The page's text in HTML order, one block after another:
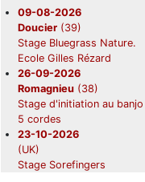
Saint-Ours(63)
Beavers en concert
22-08-2026
Gardouch
(31)
Lazy Grass
28-08-2026
Canéjan(33)
Beavers en concert
12-09-2026
Nerac
Beavers
19-09-2026
09-08-2026
Doucier (39)
Stage Bluegrass Nature.
Ecole Gilles Rézard
26-09-2026
Romagnieu (38)
Stage d'initiation au banjo
5 cordes
23-10-2026
(UK)
Stage Sorefingers